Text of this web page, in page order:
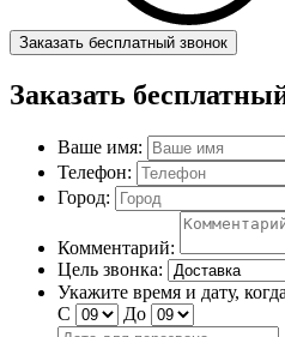
Заказать бесплатный звонок
Заказать
Ваше имя:
Телефон:
Город:
Комментарий:
Цель звонка:
Укажите время и дату,
С
До